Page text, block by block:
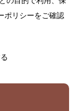
ポリシーをご確認